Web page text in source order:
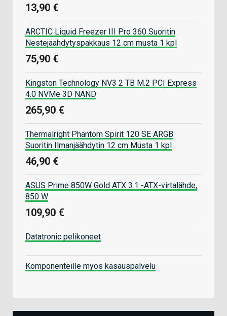
13,90 €
ARCTIC Liquid Freezer III Pro 360 Suoritin
Nestejäähdytyspakkaus 12 cm musta 1 kpl
75,90 €
Kingston Technology NV3 2 TB M.2 PCI Express
4.0 NVMe 3D NAND
265,90 €
Thermalright Phantom Spirit 120 SE ARGB
Suoritin Ilmanjäähdytin 12 cm Musta 1 kpl
46,90 €
ASUS Prime 850W Gold ATX 3.1 -ATX-virtalähde,
850 W
109,90 €
Datatronic pelikoneet
Komponenteille myös kasauspalvelu